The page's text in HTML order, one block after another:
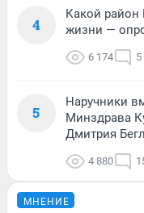
4
Какой
жизни —
6 174 5
5
Наручники
Минздрава
Дмитрия
4 880
МНЕНИЕ